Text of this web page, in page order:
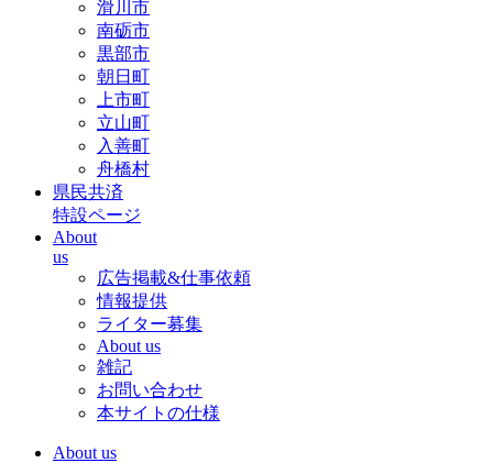
滑川市
南砺市
黒部市
朝日町
上市町
立山町
入善町
舟橋村
県民共済
特設ページ
About
us
広告掲載&仕事依頼
情報提供
ライター募集
About us
雑記
お問い合わせ
本サイトの仕様
About us